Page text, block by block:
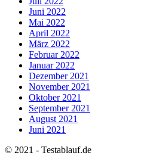
Juni 2022
Mai 2022
April 2022
März 2022
Februar 2022
Januar 2022
Dezember 2021
November 2021
Oktober 2021
September 2021
August 2021
Juni 2021
© 2021 - Testablauf.de